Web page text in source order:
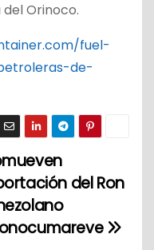
Orinoco.
fuel-
de-
del Ron